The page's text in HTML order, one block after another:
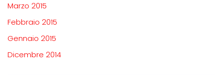
Marzo 2015
Febbraio 2015
Gennaio 2015
Dicembre 2014